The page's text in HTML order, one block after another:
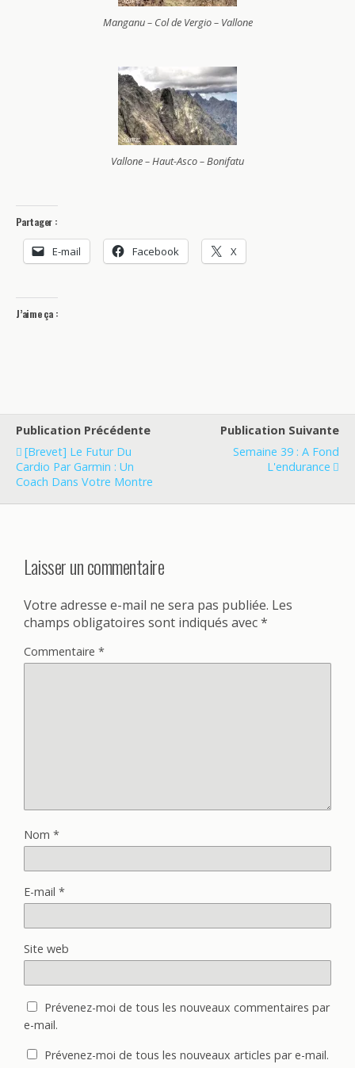
Manganu – Col de Vergio – Vallone
Vallone – Haut-Asco – Bonifatu
Partager :
E-mail Facebook X
J’aime ça :
Publication Précédente
[Brevet] Le Futur Du
Cardio Par Garmin : Un
Coach Dans Votre Montre
Publication Suivante
Semaine 39 : A Fond
L'endurance
Laisser un commentaire
Votre adresse e-mail ne sera pas publiée. Les
champs obligatoires sont indiqués avec*
Commentaire *
Nom *
E-mail *
Site web
Prévenez-moi de tous les nouveaux commentaires par
e-mail.
Prévenez-moi de tous les nouveaux articles par e-mail.